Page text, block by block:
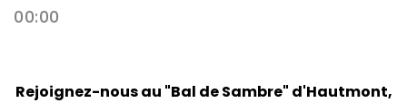
00:00
Rejoignez-nous au "Bal de Sambre" d'Hautmont,